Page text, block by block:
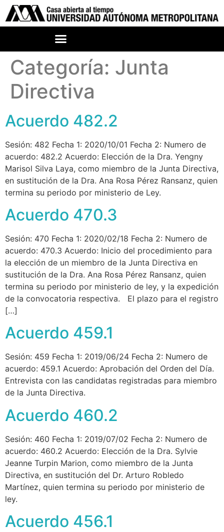
Categoría: Junta
Directiva
Acuerdo 482.2
Sesión: 482 Fecha 1: 2020/10/01 Fecha 2: Numero de
acuerdo: 482.2 Acuerdo: Elección de la Dra. Yengny
Marisol Silva Laya, como miembro de la Junta Directiva,
en sustitución de la Dra. Ana Rosa Pérez Ransanz, quien
termina su periodo por ministerio de Ley.
Acuerdo 470.3
Sesión: 470 Fecha 1: 2020/02/18 Fecha 2: Numero de
acuerdo: 470.3 Acuerdo: Inicio del procedimiento para
la elección de un miembro de la Junta Directiva en
sustitución de la Dra. Ana Rosa Pérez Ransanz, quien
termina su periodo por ministerio de ley, y la expedición
de la convocatoria respectiva. El plazo para el registro
[…]
Acuerdo 459.1
Sesión: 459 Fecha 1: 2019/06/24 Fecha 2: Numero de
acuerdo: 459.1 Acuerdo: Aprobación del Orden del Día.
Entrevista con las candidatas registradas para miembro
de la Junta Directiva.
Acuerdo 460.2
Sesión: 460 Fecha 1: 2019/07/02 Fecha 2: Numero de
acuerdo: 460.2 Acuerdo: Elección de la Dra. Sylvie
Jeanne Turpin Marion, como miembro de la Junta
Directiva, en sustitución del Dr. Arturo Robledo
Martínez, quien termina su periodo por ministerio de
ley.
Acuerdo 456.1